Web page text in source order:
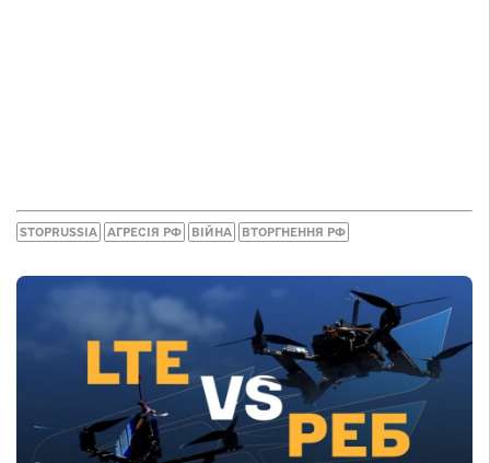
STOPRUSSIA АГРЕСІЯ РФ ВІЙНА ВТОРГНЕННЯ РФ